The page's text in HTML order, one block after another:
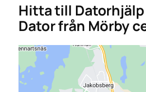
Hitta till Datorhjälp
Dator från Mörby